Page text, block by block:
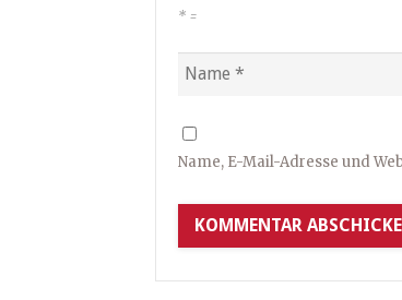
* =
Name, E-Mail-Adresse und